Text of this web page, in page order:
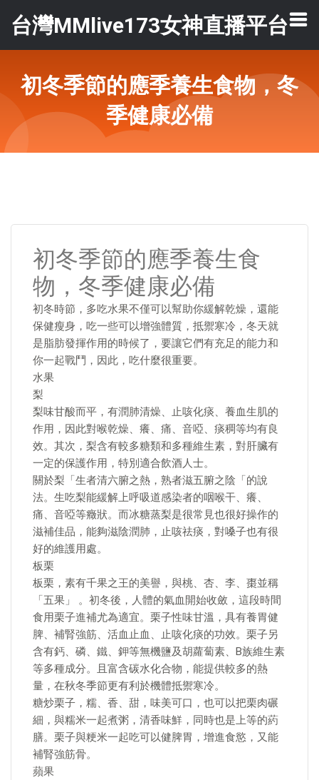
台灣MMlive173女神直播平台
初冬季節的應季養生食物，冬
季健康必備
初冬季節的應季養生食
物，冬季健康必備
初冬時節，多吃水果不僅可以幫助你緩解乾燥，還能
保健瘦身，吃一些可以增強體質，抵禦寒冷，冬天就
是脂肪發揮作用的時候了，要讓它們有充足的能力和
你一起戰鬥，因此，吃什麼很重要。
水果
梨
梨味甘酸而平，有潤肺清燥、止咳化痰、養血生肌的
作用，因此對喉乾燥、癢、痛、音啞、痰稠等均有良
效。其次，梨含有較多糖類和多種維生素，對肝臟有
一定的保護作用，特別適合飲酒人士。
關於梨「生者清六腑之熱，熟者滋五腑之陰「的說
法。生吃梨能緩解上呼吸道感染者的咽喉干、癢、
痛、音啞等癥狀。而冰糖蒸梨是很常見也很好操作的
滋補佳品，能夠滋陰潤肺，止咳祛痰，對嗓子也有很
好的維護用處。
板栗
板栗，素有千果之王的美譽，與桃、杏、李、棗並稱
「五果」 。初冬後，人體的氣血開始收斂，這段時間
食用栗子進補尤為適宜。栗子性味甘溫，具有養胃健
脾、補腎強筋、活血止血、止咳化痰的功效。栗子另
含有鈣、磷、鐵、鉀等無機鹽及胡蘿蔔素、B族維生素
等多種成分。且富含碳水化合物，能提供較多的熱
量，在秋冬季節更有利於機體抵禦寒冷。
糖炒栗子，糯、香、甜，味美可口，也可以把栗肉碾
細，與糯米一起煮粥，清香味鮮，同時也是上等的葯
膳。栗子與粳米一起吃可以健脾胃，增進食慾，又能
補腎強筋骨。
蘋果